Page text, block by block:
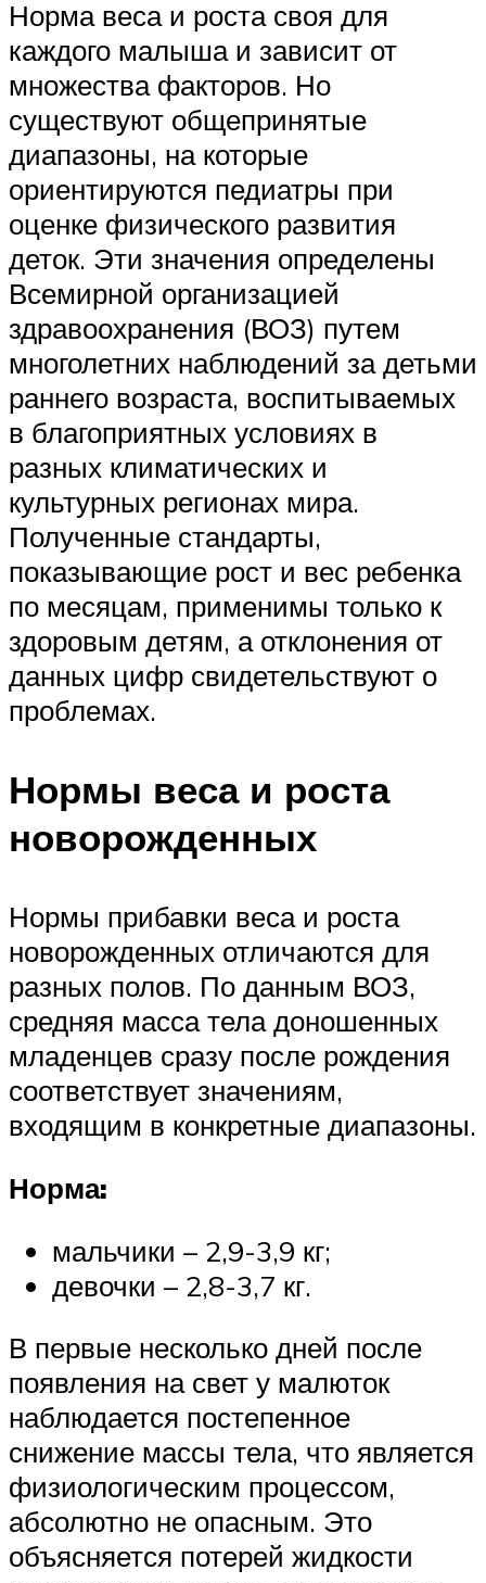
Норма веса и роста своя для
каждого малыша и зависит от
множества факторов. Но
существуют общепринятые
диапазоны, на которые
ориентируются педиатры при
оценке физического развития
деток. Эти значения определены
Всемирной организацией
здравоохранения (ВОЗ) путем
многолетних наблюдений за детьми
раннего возраста, воспитываемых
в благоприятных условиях в
разных климатических и
культурных регионах мира.
Полученные стандарты,
показывающие рост и вес ребенка
по месяцам, применимы только к
здоровым детям, а отклонения от
данных цифр свидетельствуют о
проблемах.
Нормы веса и роста
новорожденных
Нормы прибавки веса и роста
новорожденных отличаются для
разных полов. По данным ВОЗ,
средняя масса тела доношенных
младенцев сразу после рождения
соответствует значениям,
входящим в конкретные диапазоны.
Норма:
мальчики – 2,9-3,9 кг;
девочки – 2,8-3,7 кг.
В первые несколько дней после
появления на свет у малюток
наблюдается постепенное
снижение массы тела, что является
физиологическим процессом,
абсолютно не опасным. Это
объясняется потерей жидкости